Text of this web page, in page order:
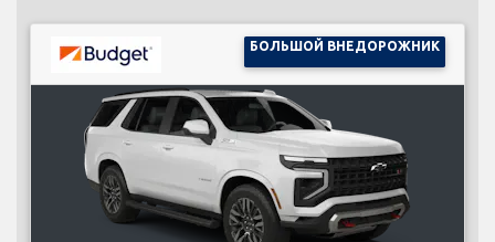
БОЛЬШОЙ ВНЕДОРОЖНИК